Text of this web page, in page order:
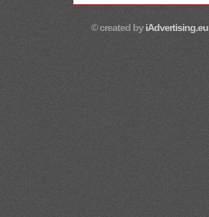
© created byiAdvertising.eu